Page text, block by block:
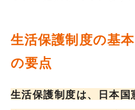
生活保護制度の基
の要点
生活保護制度は、日本